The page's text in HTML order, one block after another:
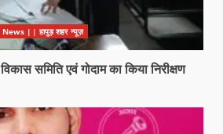
|| हापुड़ शहर न्यूज़
समिति एवं गोदाम का किया निरीक्षण